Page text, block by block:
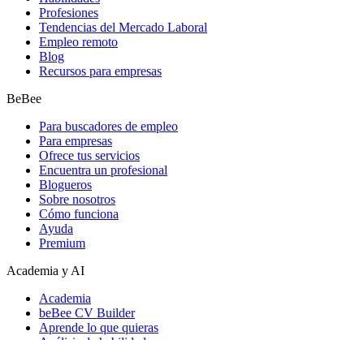
Profesiones
Tendencias del Mercado Laboral
Empleo remoto
Blog
Recursos para empresas
BeBee
Para buscadores de empleo
Para empresas
Ofrece tus servicios
Encuentra un profesional
Blogueros
Sobre nosotros
Cómo funciona
Ayuda
Premium
Academia y AI
Academia
beBee CV Builder
Aprende lo que quieras